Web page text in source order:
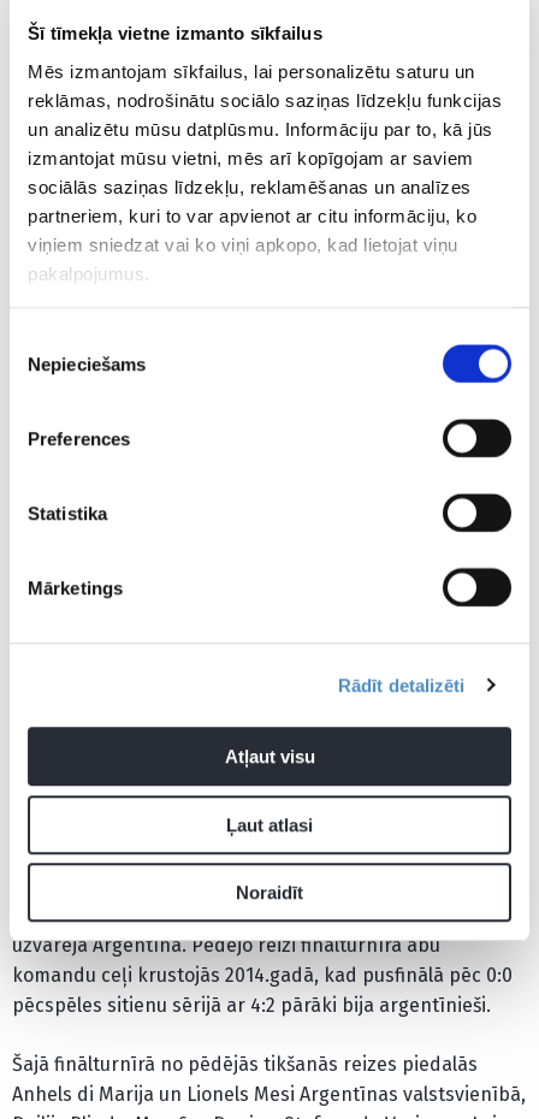
Šī tīmekļa vietne izmanto sīkfailus
Mēs izmantojam sīkfailus, lai personalizētu saturu un
reklāmas, nodrošinātu sociālo saziņas līdzekļu funkcijas
un analizētu mūsu datplūsmu. Informāciju par to, kā jūs
izmantojat mūsu vietni, mēs arī kopīgojam ar saviem
sociālās saziņas līdzekļu, reklamēšanas un analīzes
partneriem, kuri to var apvienot ar citu informāciju, ko
viņiem sniedzat vai ko viņi apkopo, kad lietojat viņu
pakalpojumus.
izvēle
Nepieciešams
Preferences
Statistika
Mārketings
Rādīt detalizēti
Atļaut visu
Ļaut atlasi
Noraidīt
All of the emotions…pic.twitter.com/55zBVmMf9h
— FIFA World Cup (@FIFAWorldCup)December 9,
2022
Komandu sastāvi
Argentīnas izlases sastāvs
Otamendi, Lisandro Martiness (Anhels di Marija, 112.min.);
Rodrigo De Pauls (Leando Paredess, 67.min.), Markoss
Enco Fernandess, Navels Molina (Gonsalo Montjels,
Timbers, Virdžils van Deiks (kapt.), Nātans Akē; Kodijs
Kopmeiners, 46.min.), Deilijs Blinds (Lūks de Jongs,
64.min.), Frenkijs de Jongs, Denzels Damfrīss; Stīvens
(Vauts Veghorsts, 78.min.).
Situācija turnīrā
Abas izlases Pasaules kausa finālturnīrā bija tikušās
piecas reizes, katrai svinot pa divām uzvarām. 1978.gadā
abas valstsvienības tikās finālā, kurā ar 3:1 papildlaikā
uzvarēja Argentīna. Pēdējo reizi finālturnīrā abu
komandu ceļi krustojās 2014.gadā, kad pusfinālā pēc 0:0
pēcspēles sitienu sērijā ar 4:2 pārāki bija argentīnieši.
Šajā finālturnīrā no pēdējās tikšanās reizes piedalās
Anhels di Marija un Lionels Mesi Argentīnas valstsvienībā,